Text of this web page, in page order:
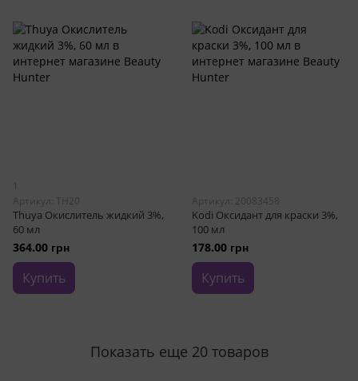
Артикул: TH20
Thuya Окислитель жидкий 3%,
60 мл
364.00 грн
Купить
Артикул: 20083458
Kodi Оксидант для краски 3%,
100 мл
178.00 грн
Купить
Показать еще 20 товаров